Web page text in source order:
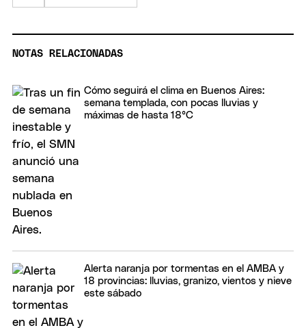
NOTAS RELACIONADAS
Cómo seguirá el clima en Buenos Aires:
semana templada, con pocas lluvias y
máximas de hasta 18°C
Alerta naranja por tormentas en el AMBA y
18 provincias: lluvias, granizo, vientos y nieve
este sábado